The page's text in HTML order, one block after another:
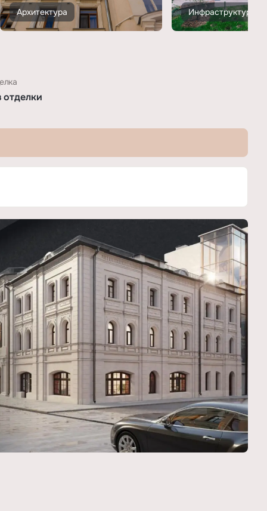
Архитектура Инфраструктура
отделки